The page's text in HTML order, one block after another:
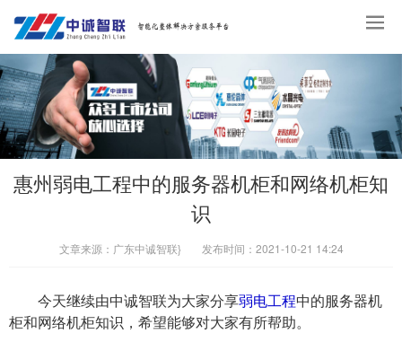
惠州弱电工程中的服务器机柜和网络机柜知
识
文章来源： 广东中诚智联} 发布时间： 2021-10-21 14:24
今天继续由中诚智联为大家分享弱电工程中的服务器机
柜和网络机柜知识，希望能够对大家有所帮助。